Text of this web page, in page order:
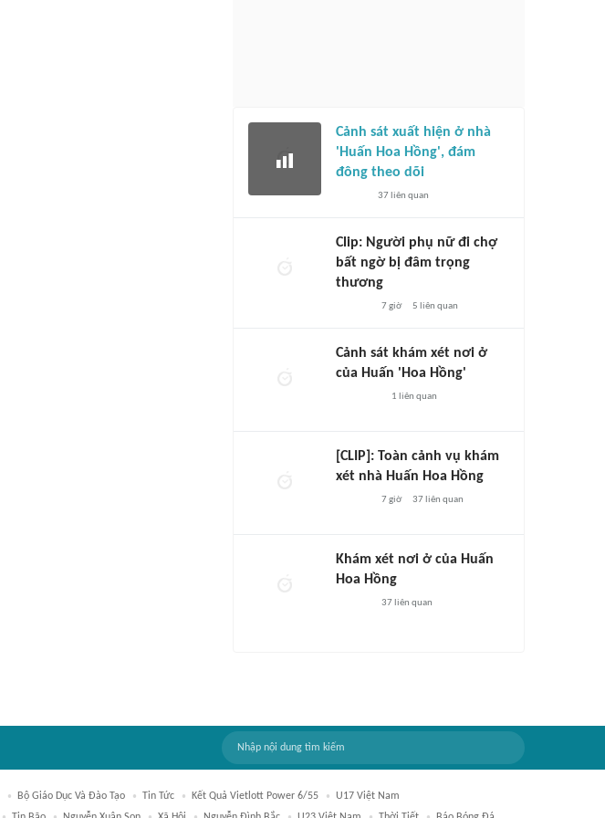
Cảnh sát xuất hiện ở nhà
'Huấn Hoa Hồng', đám
đông theo dõi
37liên quan
Clip: Người phụ nữ đi chợ
bất ngờ bị đâm trọng
thương
7 giờ 5 liên quan
Cảnh sát khám xét nơi ở
của Huấn 'Hoa Hồng'
1 liên quan
[CLIP]: Toàn cảnh vụ khám
xét nhà Huấn Hoa Hồng
7 giờ 37liên quan
Khám xét nơi ở của Huấn
Hoa Hồng
37liên quan
Bộ Giáo Dục Và Đào Tạo Tin Tức Kết Quả Vietlott Power 6/55
U17 Việt Nam